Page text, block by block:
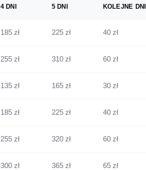
4 DNI 5 DNI KOLEJNE DNI
185 zł 225 zł 40 zł
255 zł 310 zł 60 zł
135 zł 165 zł 30 zł
185 zł 225 zł 40 zł
255 zł 320 zł 60 zł
300 zł 365 zł 65 zł